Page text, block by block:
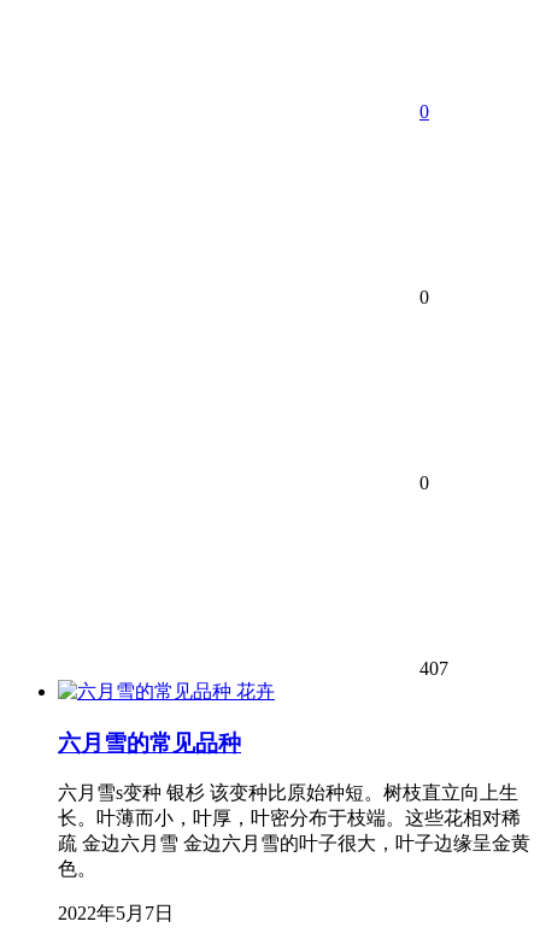
0
0
0
407
花卉
六月雪的常见品种
六月雪s变种 银杉 该变种比原始种短。树枝直立向上生
长。叶薄而小，叶厚，叶密分布于枝端。这些花相对稀
疏 金边六月雪 金边六月雪的叶子很大，叶子边缘呈金黄
色。
2022年5月7日